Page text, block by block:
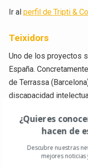
Ir al perfil de Tripti & Co
Teixidors
Uno de los proyectos
España.
de Terrassa
discapacidad
Ir a la página web de
perfil de Teixidors
¿Quieres
hacen de
Descubre nuestras
mejores noticias